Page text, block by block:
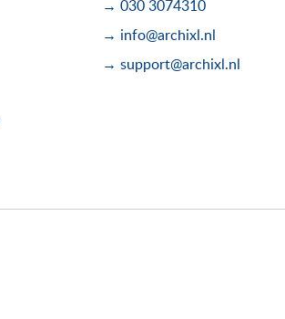
→ 030 3074310
→ info@archixl.nl
→ support@archixl.nl